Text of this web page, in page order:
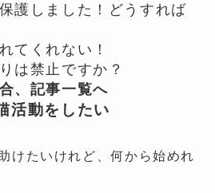
護しました！どうすれば
てくれない！
は禁止ですか？
、記事一覧へ
活動をしたい
けたいけれど、何から始めれ